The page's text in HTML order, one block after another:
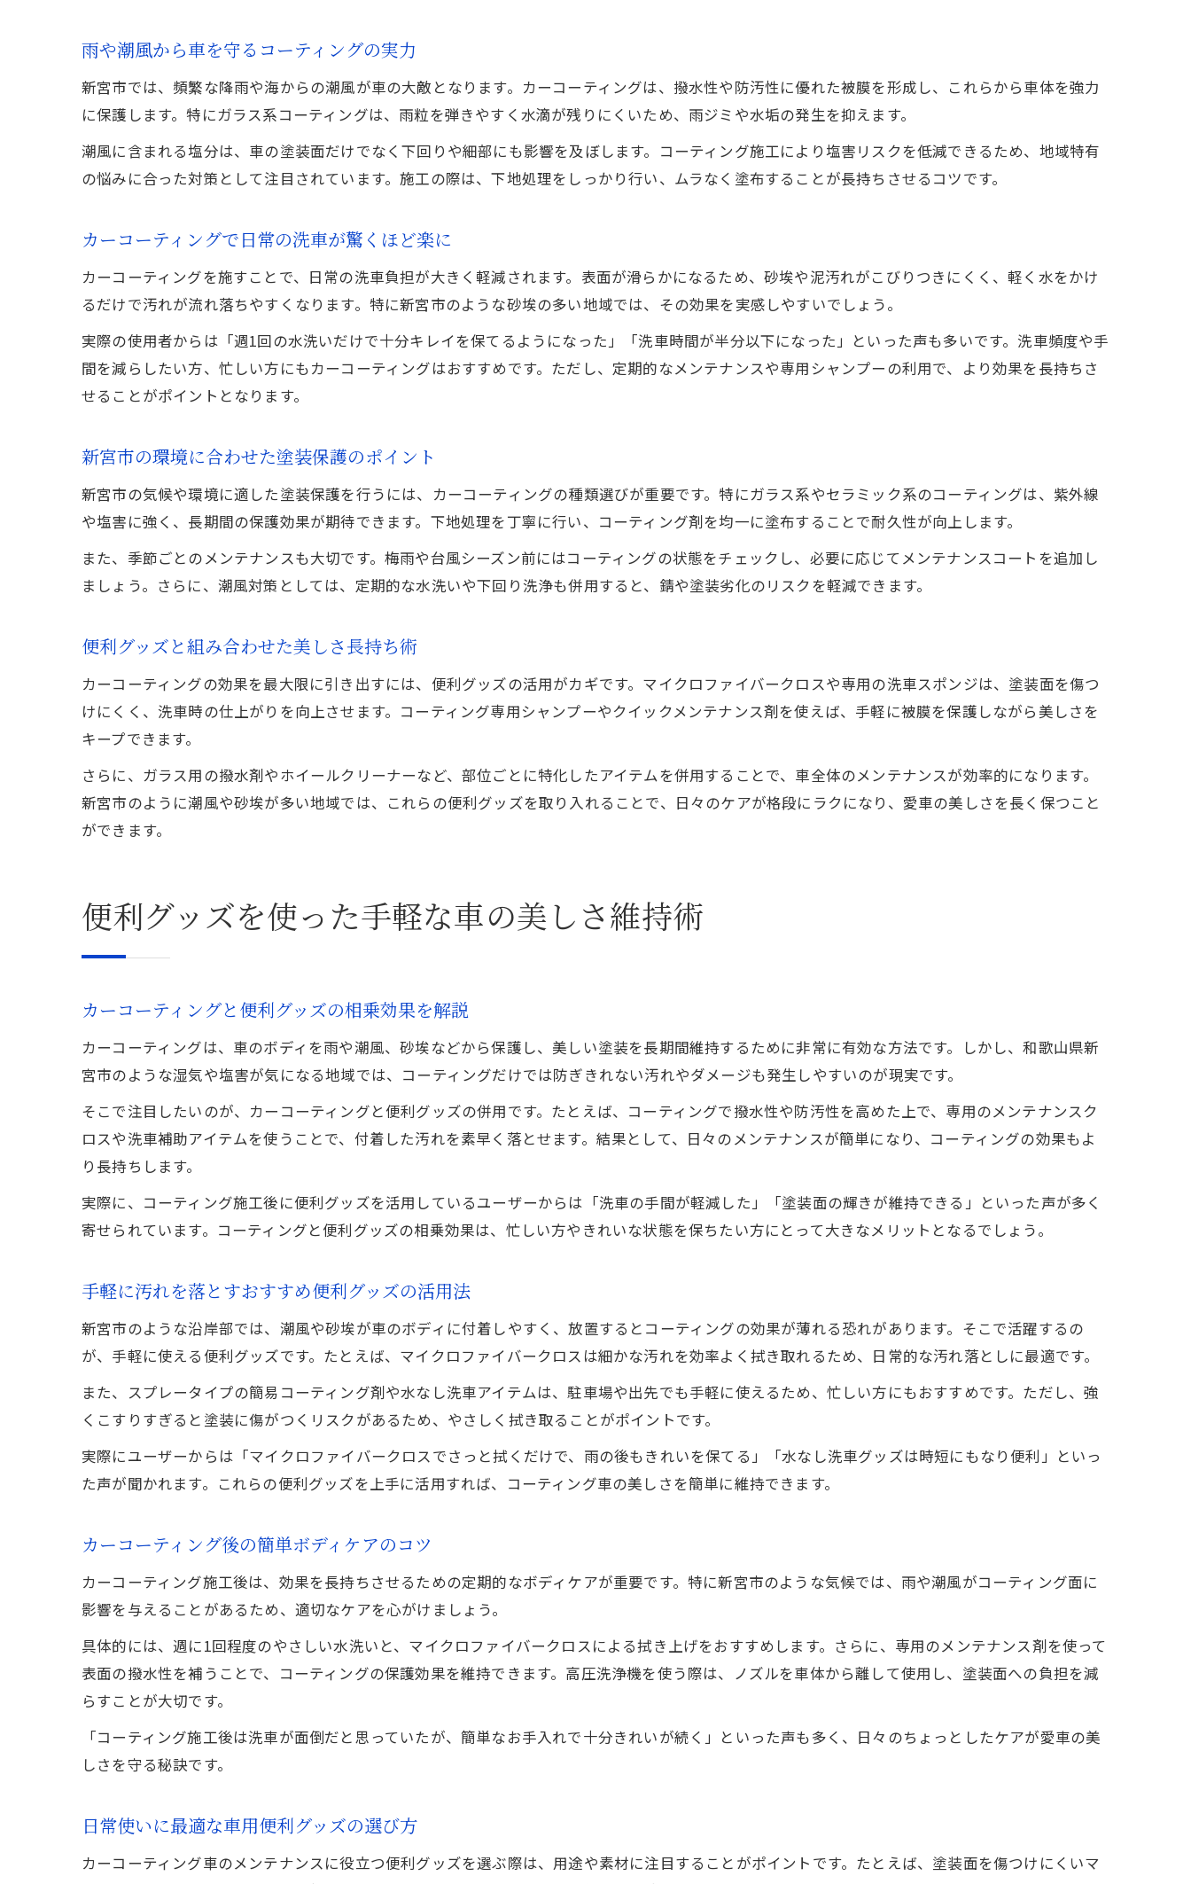
洗車時間を短縮する新宮市のコツ
カーコーティングで洗車時間を劇的に短縮する
新宮市の気候に合う効率的な洗車方法とは
便利グッズを使った時短メンテナンスの極意
潮風と雨から車を守るメンテナンス方法
カーコーティングで潮風と雨対策を徹底する方法
新宮市の気候に強いメンテナンスのポイント
便利グッズ活用で塗装ダメージを防ぐコツ
カーコーティングで手間なく汚れを防ぐ秘訣
カーコーティングで汚れを付きにくくする方法
便利グッズと併用した手間いらずの洗車術
コーティングで簡単に落ちる汚れの特徴とは
カーコーティング後の汚れ防止メンテナンス
雨や潮風から車を守るコーティングの実力
新宮市では、頻繁な降雨や海からの潮風が車の大敵となります。カーコーティングは、撥水性や防汚性に優れた被膜を形成し、これらから車体を強力
に保護します。特にガラス系コーティングは、雨粒を弾きやすく水滴が残りにくいため、雨ジミや水垢の発生を抑えます。
潮風に含まれる塩分は、車の塗装面だけでなく下回りや細部にも影響を及ぼします。コーティング施工により塩害リスクを低減できるため、地域特有
の悩みに合った対策として注目されています。施工の際は、下地処理をしっかり行い、ムラなく塗布することが長持ちさせるコツです。
カーコーティングで日常の洗車が驚くほど楽に
カーコーティングを施すことで、日常の洗車負担が大きく軽減されます。表面が滑らかになるため、砂埃や泥汚れがこびりつきにくく、軽く水をかけ
るだけで汚れが流れ落ちやすくなります。特に新宮市のような砂埃の多い地域では、その効果を実感しやすいでしょう。
実際の使用者からは「週1回の水洗いだけで十分キレイを保てるようになった」「洗車時間が半分以下になった」といった声も多いです。洗車頻度や手
間を減らしたい方、忙しい方にもカーコーティングはおすすめです。ただし、定期的なメンテナンスや専用シャンプーの利用で、より効果を長持ちさ
せることがポイントとなります。
新宮市の環境に合わせた塗装保護のポイント
新宮市の気候や環境に適した塗装保護を行うには、カーコーティングの種類選びが重要です。特にガラス系やセラミック系のコーティングは、紫外線
や塩害に強く、長期間の保護効果が期待できます。下地処理を丁寧に行い、コーティング剤を均一に塗布することで耐久性が向上します。
また、季節ごとのメンテナンスも大切です。梅雨や台風シーズン前にはコーティングの状態をチェックし、必要に応じてメンテナンスコートを追加し
ましょう。さらに、潮風対策としては、定期的な水洗いや下回り洗浄も併用すると、錆や塗装劣化のリスクを軽減できます。
便利グッズと組み合わせた美しさ長持ち術
カーコーティングの効果を最大限に引き出すには、便利グッズの活用がカギです。マイクロファイバークロスや専用の洗車スポンジは、塗装面を傷つ
けにくく、洗車時の仕上がりを向上させます。コーティング専用シャンプーやクイックメンテナンス剤を使えば、手軽に被膜を保護しながら美しさを
キープできます。
さらに、ガラス用の撥水剤やホイールクリーナーなど、部位ごとに特化したアイテムを併用することで、車全体のメンテナンスが効率的になります。
新宮市のように潮風や砂埃が多い地域では、これらの便利グッズを取り入れることで、日々のケアが格段にラクになり、愛車の美しさを長く保つこと
ができます。
便利グッズを使った手軽な車の美しさ維持術
カーコーティングと便利グッズの相乗効果を解説
カーコーティングは、車のボディを雨や潮風、砂埃などから保護し、美しい塗装を長期間維持するために非常に有効な方法です。しかし、和歌山県新
宮市のような湿気や塩害が気になる地域では、コーティングだけでは防ぎきれない汚れやダメージも発生しやすいのが現実です。
そこで注目したいのが、カーコーティングと便利グッズの併用です。たとえば、コーティングで撥水性や防汚性を高めた上で、専用のメンテナンスク
ロスや洗車補助アイテムを使うことで、付着した汚れを素早く落とせます。結果として、日々のメンテナンスが簡単になり、コーティングの効果もよ
り長持ちします。
実際に、コーティング施工後に便利グッズを活用しているユーザーからは「洗車の手間が軽減した」「塗装面の輝きが維持できる」といった声が多く
寄せられています。コーティングと便利グッズの相乗効果は、忙しい方やきれいな状態を保ちたい方にとって大きなメリットとなるでしょう。
手軽に汚れを落とすおすすめ便利グッズの活用法
新宮市のような沿岸部では、潮風や砂埃が車のボディに付着しやすく、放置するとコーティングの効果が薄れる恐れがあります。そこで活躍するの
が、手軽に使える便利グッズです。たとえば、マイクロファイバークロスは細かな汚れを効率よく拭き取れるため、日常的な汚れ落としに最適です。
また、スプレータイプの簡易コーティング剤や水なし洗車アイテムは、駐車場や出先でも手軽に使えるため、忙しい方にもおすすめです。ただし、強
くこすりすぎると塗装に傷がつくリスクがあるため、やさしく拭き取ることがポイントです。
実際にユーザーからは「マイクロファイバークロスでさっと拭くだけで、雨の後もきれいを保てる」「水なし洗車グッズは時短にもなり便利」といっ
た声が聞かれます。これらの便利グッズを上手に活用すれば、コーティング車の美しさを簡単に維持できます。
カーコーティング後の簡単ボディケアのコツ
カーコーティング施工後は、効果を長持ちさせるための定期的なボディケアが重要です。特に新宮市のような気候では、雨や潮風がコーティング面に
影響を与えることがあるため、適切なケアを心がけましょう。
具体的には、週に1回程度のやさしい水洗いと、マイクロファイバークロスによる拭き上げをおすすめします。さらに、専用のメンテナンス剤を使って
表面の撥水性を補うことで、コーティングの保護効果を維持できます。高圧洗浄機を使う際は、ノズルを車体から離して使用し、塗装面への負担を減
らすことが大切です。
「コーティング施工後は洗車が面倒だと思っていたが、簡単なお手入れで十分きれいが続く」といった声も多く、日々のちょっとしたケアが愛車の美
しさを守る秘訣です。
日常使いに最適な車用便利グッズの選び方
カーコーティング車のメンテナンスに役立つ便利グッズを選ぶ際は、用途や素材に注目することがポイントです。たとえば、塗装面を傷つけにくいマ